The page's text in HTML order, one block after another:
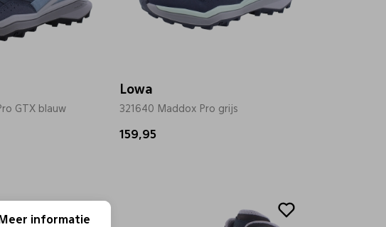
GTX blauw
Lowa
321640 Maddox Pro grijs
159,95
Meer informatie